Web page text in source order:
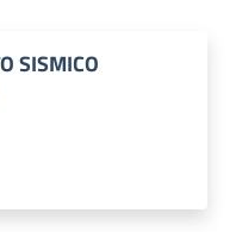
SISMICO